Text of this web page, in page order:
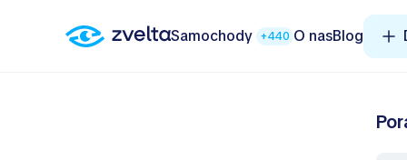
Samochody +440 O nasBlog